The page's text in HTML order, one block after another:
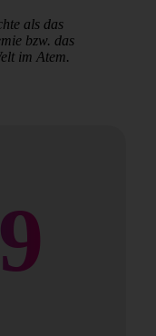
als das
bzw. das
im Atem.